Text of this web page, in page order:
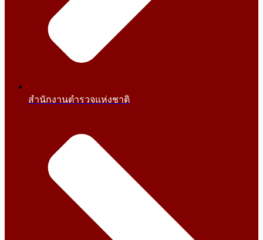
สำนักงานตำรวจแห่งชาติ